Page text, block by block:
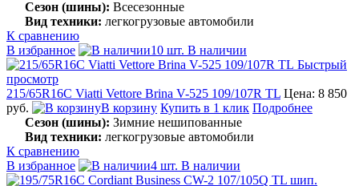
Сезон (шины): Всесезонные
Вид техники: легкогрузовые автомобили
К сравнению
В избранное
10 шт. В наличии
Быстрый
просмотр
215/65R16C Viatti Vettore Brina V-525 109/107R TL Цена: 8 850
руб.
В корзину Купить в 1 клик Подробнее
Сезон (шины): Зимние нешипованные
Вид техники: легкогрузовые автомобили
К сравнению
В избранное
4 шт. В наличии